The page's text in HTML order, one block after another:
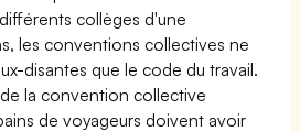
collèges d'une
les conventions collectives ne
disantes que le code du travail.
la convention collective
de voyageurs doivent avoir